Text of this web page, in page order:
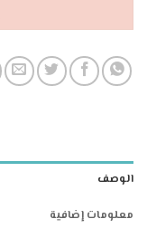
الوصف
معلومات إضافية